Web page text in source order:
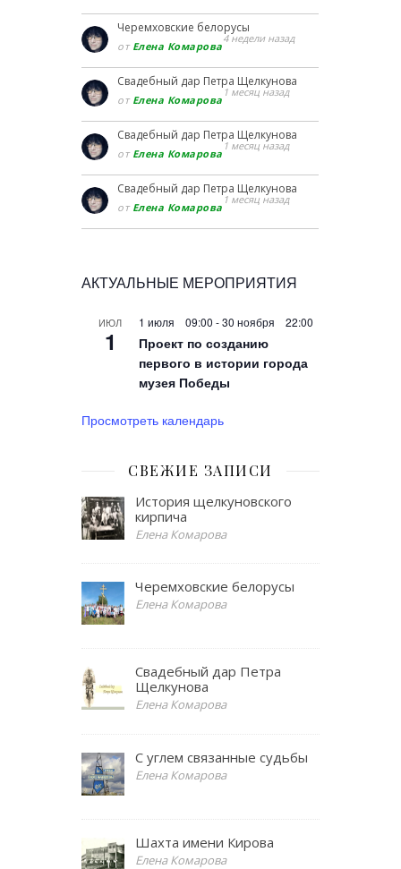
Черемховские белорусы
от Елена Комарова
4 недели назад
Свадебный дар Петра Щелкунова
от Елена Комарова
1 месяц назад
Свадебный дар Петра Щелкунова
от Елена Комарова
1 месяц назад
Свадебный дар Петра Щелкунова
от Елена Комарова
1 месяц назад
АКТУАЛЬНЫЕ МЕРОПРИЯТИЯ
ИЮЛ
1
1 июля 09:00 -30 ноября 22:00
Проект по созданию
первого в истории города
музея Победы
Просмотреть календарь
СВЕЖИЕ ЗАПИСИ
История щелкуновского
кирпича
Елена Комарова
Черемховские белорусы
Елена Комарова
Свадебный дар Петра
Щелкунова
Елена Комарова
С углем связанные судьбы
Елена Комарова
Шахта имени Кирова
Елена Комарова